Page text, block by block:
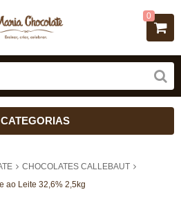
0
CATEGORIAS
CHOCOLATES CALLEBAUT
ao Leite 32,6% 2,5kg